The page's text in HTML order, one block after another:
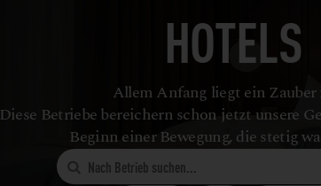
HOTELS
Allem Anfang liegt ein Zauber
Diese Betriebe bereichern schon jetzt unsere
Beginn einer Bewegung, die stetig
